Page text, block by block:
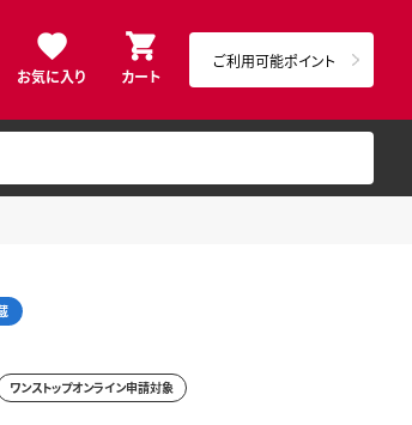
お気に入り カート
ご利用可能ポイント
ワンストップオンライン申請対象